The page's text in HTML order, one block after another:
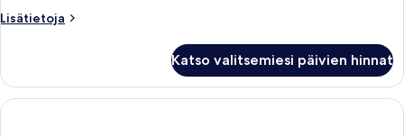
merinäköala
Lisätietoja
Lisätietoja
superior-
huone,
1
Katso valitsemiesi päivien hinnat